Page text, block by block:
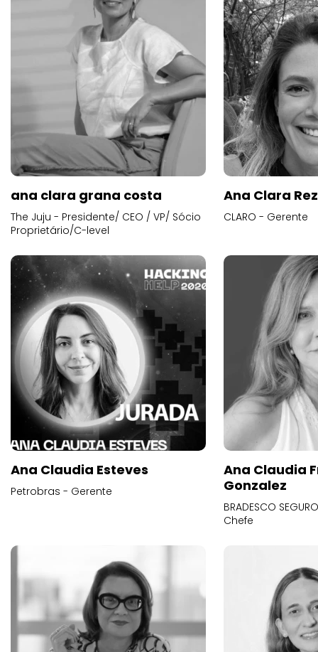
ana clara grana costa
The Juju - Presidente/ CEO / VP/ Sócio
Proprietário/C-level
Ana Clara
CLARO - Gerente
Ana Claudia Esteves
Petrobras - Gerente
Ana Claudia
Gonzalez
BRADESCO
Chefe